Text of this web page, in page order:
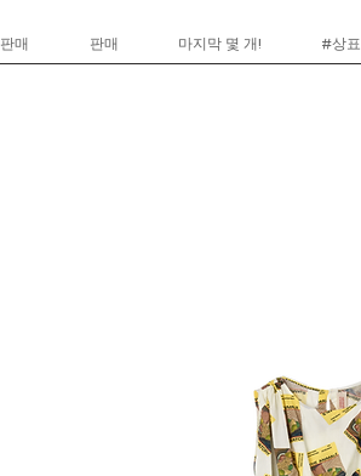
판매 판매 마지막 몇 개! #상표